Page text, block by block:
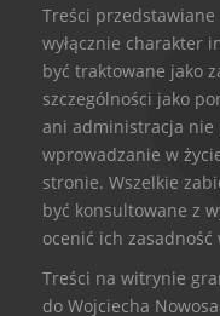
Treści
wyłącznie charakter
być traktowane jako
szczególności jako
ani administracja nie
wprowadzanie w
stronie. Wszelkie
być konsultowane z
ocenić ich
Treści na witrynie
do Wojciecha